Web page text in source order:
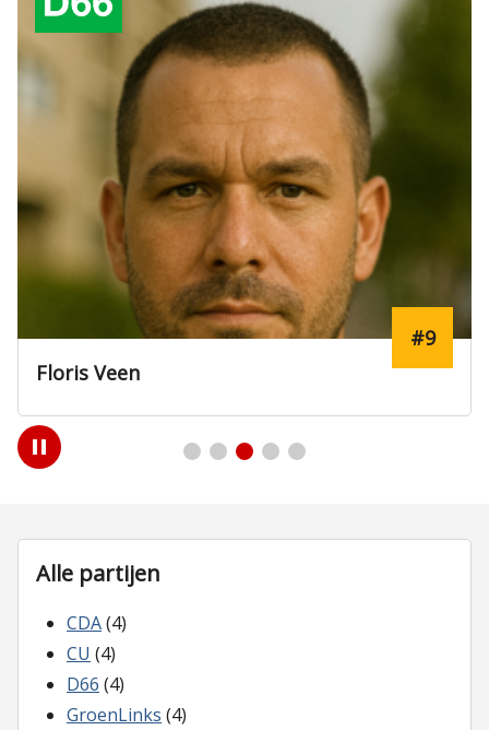
Floris Veen
#9
Play
/
Alle partijen
CDA(4)
CU (4)
D66 (4)
GroenLinks (4)